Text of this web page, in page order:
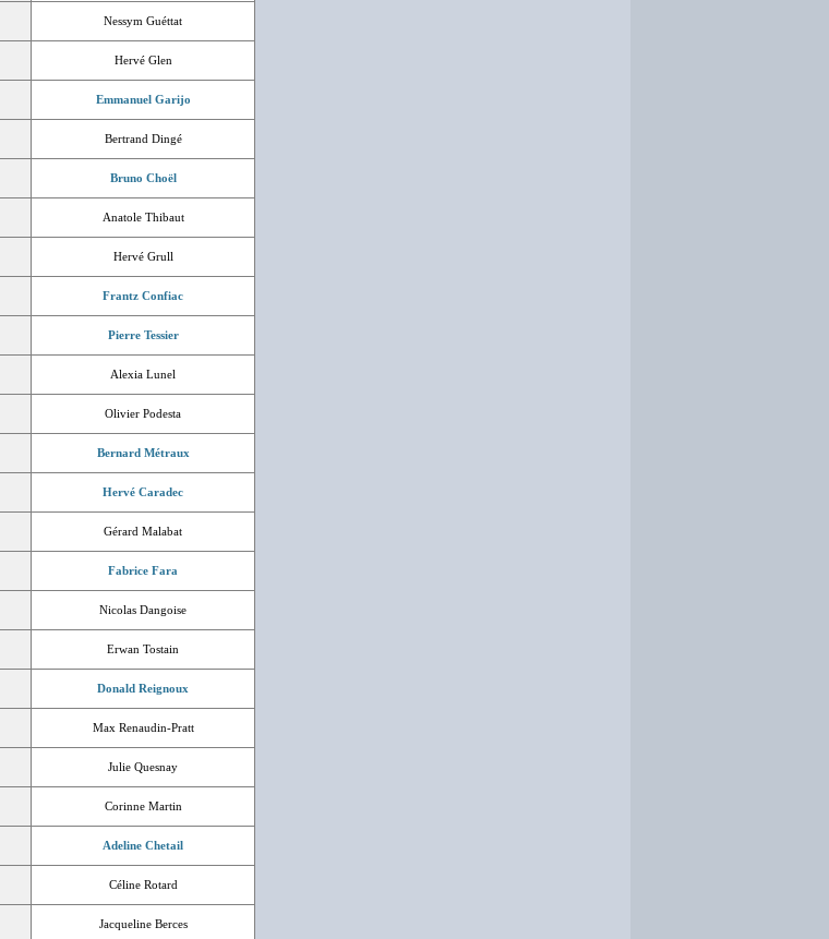
Nessym Guéttat
Hervé Glen
Emmanuel Garijo
Bertrand Dingé
Bruno Choël
Anatole Thibaut
Hervé Grull
Frantz Confiac
Pierre Tessier
Alexia Lunel
Olivier Podesta
Bernard Métraux
Hervé Caradec
Gérard Malabat
Fabrice Fara
Nicolas Dangoise
Erwan Tostain
Donald Reignoux
Max Renaudin-Pratt
Julie Quesnay
Corinne Martin
Adeline Chetail
Céline Rotard
Jacqueline Berces